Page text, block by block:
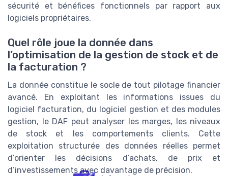
sécurité et bénéfices fonctionnels par rapport aux
logiciels propriétaires.
Quel rôle joue la donnée dans
l’optimisation de la gestion de stock et de
la facturation ?
La donnée constitue le socle de tout pilotage financier
avancé. En exploitant les informations issues du
logiciel facturation, du logiciel gestion et des modules
gestion, le DAF peut analyser les marges, les niveaux
de stock et les comportements clients. Cette
exploitation structurée des données réelles permet
d’orienter les décisions d’achats, de prix et
d’investissements avec davantage de précision.